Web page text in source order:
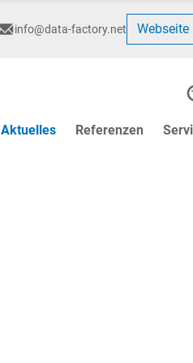
info@data-factory.net Webseite
Aktuelles Referenzen